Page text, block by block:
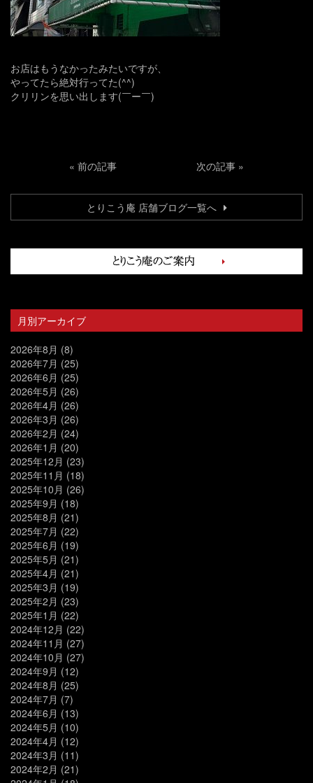
お店はもうなかったみたいですが、
やってたら絶対行ってた(^^)
クリリンを思い出します(￣ー￣)
« 前の記事 次の記事 »
とりこう庵 店舗ブログ一覧へ
月別アーカイブ
2026年8月 (8)
2026年7月 (25)
2026年6月 (25)
2026年5月 (26)
2026年4月 (26)
2026年3月 (26)
2026年2月 (24)
2026年1月 (20)
2025年12月 (23)
2025年11月 (18)
2025年10月 (26)
2025年9月 (18)
2025年8月 (21)
2025年7月 (22)
2025年6月 (19)
2025年5月 (21)
2025年4月 (21)
2025年3月 (19)
2025年2月 (23)
2025年1月 (22)
2024年12月 (22)
2024年11月 (27)
2024年10月 (27)
2024年9月 (12)
2024年8月 (25)
2024年7月 (7)
2024年6月 (13)
2024年5月 (10)
2024年4月 (12)
2024年3月 (11)
2024年2月 (21)